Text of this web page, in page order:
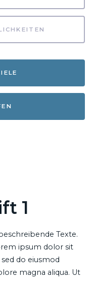
1
Texte.
ipsum dolor sit
do eiusmod
magna aliqua. Ut